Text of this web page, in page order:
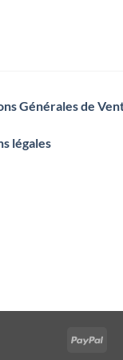
Générales de
légales